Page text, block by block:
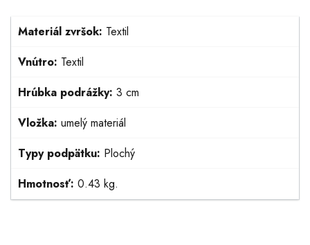
Materiál zvršok: Textil
Vnútro: Textil
Hrúbka podrážky: 3 cm
Vložka: umelý materiál
Typy podpätku: Plochý
Hmotnosť: 0.43 kg.